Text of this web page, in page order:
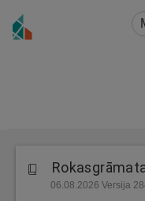
06.08.2026 Versija